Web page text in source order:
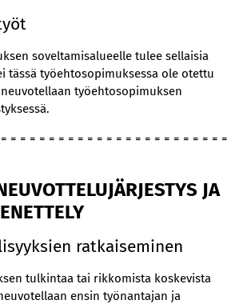
soveltamisalueelle tulee sellaisia
tässä työehtosopimuksessa ole otettu
työehtosopimuksen
= = = = = = = = = = = = = = = = = = = = = = =
JA
ratkaiseminen
tulkintaa tai rikkomista koskevista
ensin työnantajan ja